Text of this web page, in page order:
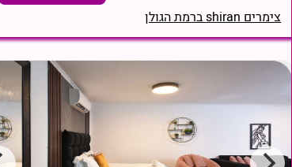
צימרים shiran ברמת הגולן